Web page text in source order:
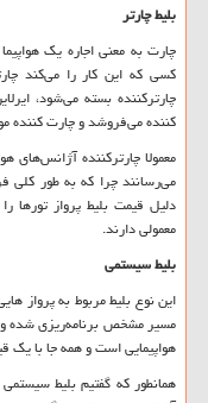
بلیط چارتر
چارت به معنی اجاره یک
کسی که این کار را می‌کند
چارترکننده بسته می‌شود،
کننده می‌فروشد و چارت کننده
معمولا چارترکننده آژانس‌های
می‌رسانند چرا که به طور
دلیل قیمت بلیط پرواز تورها
معمولی دارند.
بلیط سیستمی
این نوع بلیط مربوط به پرواز
مسیر مشخص برنامه‌ریزی شده
هواپیمایی است و همه جا با
همانطور که گفتیم بلیط